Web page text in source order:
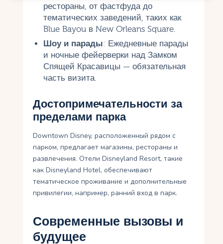
рестораны, от фастфуда до
тематических заведений, таких как
Blue Bayou в New Orleans Square.
Шоу и парады: Ежедневные парады
и ночные фейерверки над Замком
Спящей Красавицы — обязательная
часть визита.
Достопримечательности за
пределами парка
Downtown Disney, расположенный рядом с
парком, предлагает магазины, рестораны и
развлечения. Отели Disneyland Resort, такие
как Disneyland Hotel, обеспечивают
тематическое проживание и дополнительные
привилегии, например, ранний вход в парк.
Современные вызовы и
будущее